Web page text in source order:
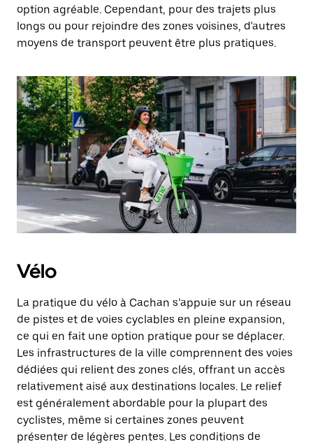
option agréable. Cependant, pour des trajets plus
longs ou pour rejoindre des zones voisines, d'autres
moyens de transport peuvent être plus pratiques.
Vélo
La pratique du vélo à Cachan s’appuie sur un réseau
de pistes et de voies cyclables en pleine expansion,
ce qui en fait une option pratique pour se déplacer.
Les infrastructures de la ville comprennent des voies
dédiées qui relient des zones clés, offrant un accès
relativement aisé aux destinations locales. Le relief
est généralement abordable pour la plupart des
cyclistes, même si certaines zones peuvent
présenter de légères pentes. Les conditions de